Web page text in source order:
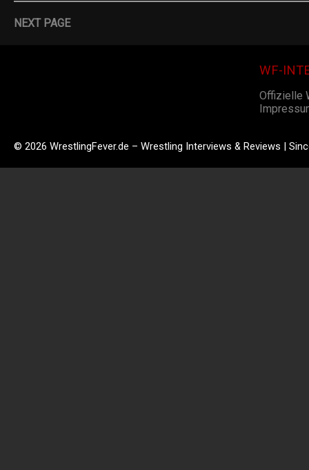
NEXT PAGE
WF-
Offizielle
© 2026 WrestlingFever.de – Wrestling Interviews & Reviews |